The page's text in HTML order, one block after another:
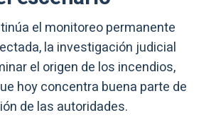
el monitoreo permanente
la investigación judicial
el origen de los incendios,
hoy concentra buena parte de
de las autoridades.